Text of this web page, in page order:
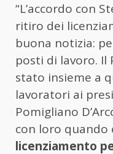
“L’accordo con
ritiro dei
buona notizia:
posti di lavoro. Il
stato insieme a
lavoratori ai
Pomigliano
con loro quando
licenziamento